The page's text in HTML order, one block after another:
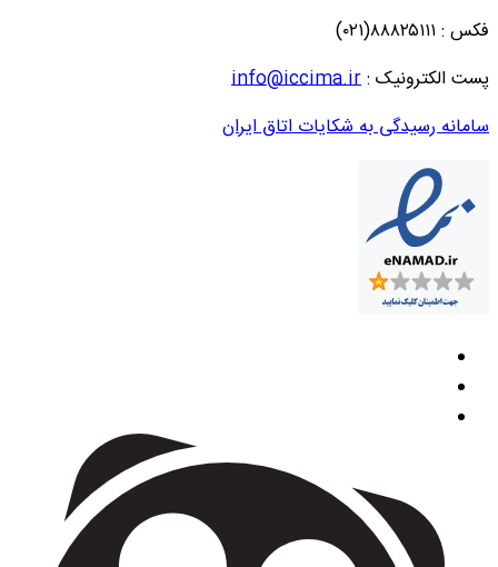
فکس : ۸۸۸۲۵۱۱۱(۰۲۱)
پست الکترونیک :info@iccima.ir
سامانه رسیدگی به شکایات اتاق ایران